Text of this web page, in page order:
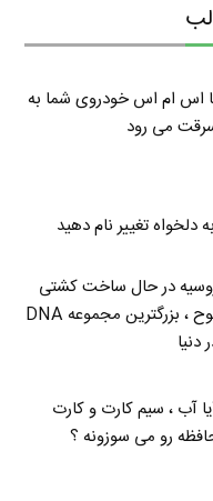
اس ام اس خودروی شما به
می رود
تغییر نام دهید
در حال ساخت کشتی
نوح ، بزرگترین مجموعه DNA
دنیا
آب ، سیم کارت و کارت
رو می سوزونه ؟